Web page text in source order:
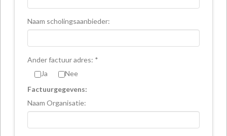
Naam scholingsaanbieder:
Ander factuur adres: *
Ja
Nee
Factuurgegevens:
Naam Organisatie: